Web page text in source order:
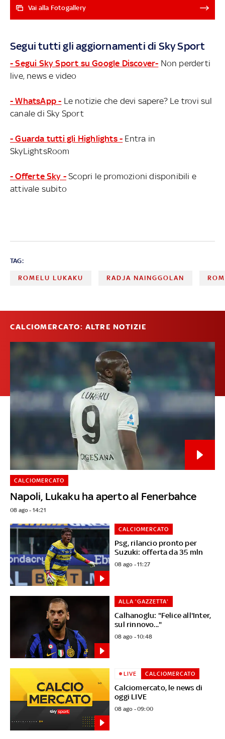
scelte per il portoghese anche in mezzo al campo, dove
Come cambia la formazione dei giallorossi dopo il
mercato SORTEGGIO EUROPA L. LIVE
Vai alla Fotogallery
Segui tutti gli aggiornamenti di Sky Sport
- Segui Sky Sport su Google Discover- Non perderti
live, news e video
- WhatsApp - Le notizie che devi sapere? Le trovi sul
canale di Sky Sport
- Guarda tutti gli Highlights - Entra in
SkyLightsRoom
- Offerte Sky - Scopri le promozioni disponibili e
attivale subito
TAG:
ROMELU LUKAKU RADJA NAINGGOLAN
CALCIOMERCATO: ALTRE NOTIZIE
Napoli, Lukaku ha aperto al Fenerbahce
CALCIOMERCATO
08 ago - 14:21
Psg, rilancio pronto per
Suzuki: offerta da 35 mln
CALCIOMERCATO
08 ago - 11:27
Calhanoglu: "Felice all'Inter,
sul rinnovo..."
ALLA 'GAZZETTA'
08 ago - 10:48
Calciomercato, le news di
oggi LIVE
LIVE CALCIOMERCATO
08 ago - 09:00